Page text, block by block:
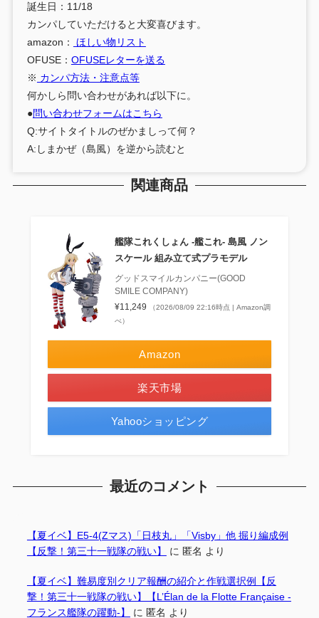
誕生日：11/18
カンパしていただけると大変喜びます。
amazon：
ほしい物リスト
OFUSE： OFUSEレターを送る
※ カンパ方法・注意点等
何かしら問い合わせがあれば以下に。
●問い合わせフォームはこちら
Q:サイトタイトルのぜかましって何？
A:しまかぜ（島風）を逆から読むと
関連商品
艦隊これくしょん ‐艦これ‐ 島風 ノン
スケール 組み立て式プラモデル
グッドスマイルカンパニー(GOOD
SMILE COMPANY)
¥11,249
（2026/08/09 22:16時点 | Amazon調
べ）
Amazon
楽天市場
Yahooショッピング
最近のコメント
【夏イベ】E5-4(Zマス)「日枝丸」「Visby」他 掘り編成例
【反撃！第三十一戦隊の戦い】
に 匿名 より
【夏イベ】難易度別クリア報酬の紹介と作戦選択例【反
撃！第三十一戦隊の戦い】【L’Élan de la Flotte Française -
フランス艦隊の躍動-】
に 匿名 より